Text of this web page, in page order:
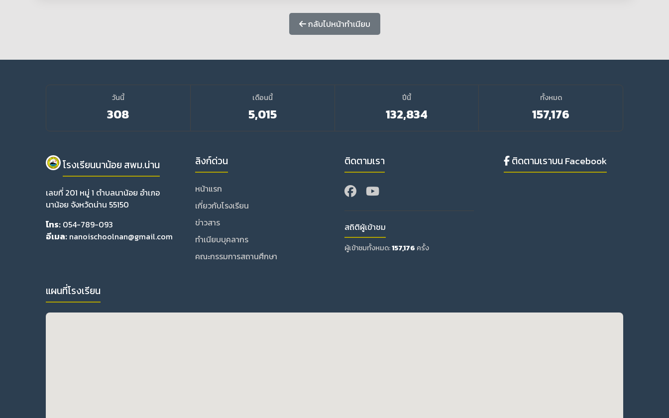
กลับไปหน้าทำเนียบ
วันนี้
308
เดือนนี้
5,015
ปีนี้
132,834
ทั้งหมด
157,176
โรงเรียนนาน้อย สพม.น่าน
เลขที่ 201 หมู่ 1 ตำบลนาน้อย อำเภอ
นาน้อย จังหวัดน่าน 55150
โทร: 054-789-093
อีเมล: nanoischoolnan@gmail.com
ลิงก์ด่วน
หน้าแรก
เกี่ยวกับโรงเรียน
ข่าวสาร
ทำเนียบบุคลากร
คณะกรรมการสถานศึกษา
ติดตามเรา
สถิติผู้เข้าชม
ผู้เข้าชมทั้งหมด:157,176 ครั้ง
ติดตามเราบน Facebook
แผนที่โรงเรียน